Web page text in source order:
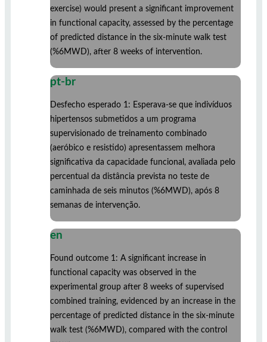
exercise) would present a significant improvement
in functional capacity, assessed by the percentage
of predicted distance in the six-minute walk test
(%6MWD), after 8 weeks of intervention.
pt-br
Desfecho esperado 1: Esperava-se que indivíduos
hipertensos submetidos a um programa
supervisionado de treinamento combinado
(aeróbico e resistido) apresentassem melhora
significativa da capacidade funcional, avaliada pelo
percentual da distância prevista no teste de
caminhada de seis minutos (%6MWD), após 8
semanas de intervenção.
en
Found outcome 1: A significant increase in
functional capacity was observed in the
experimental group after 8 weeks of supervised
combined training, evidenced by an increase in the
percentage of predicted distance in the six-minute
walk test (%6MWD), compared with the control